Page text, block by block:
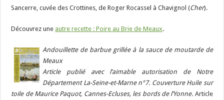
Sancerre, cuvée des Crottines, de Roger Rocassel à Chavignol (Cher).
Découvrez une autre recette : Poire au Brie de Meaux.
Andouillette de barbue grillée à la sauce de moutarde de
Meaux
Article publié avec l’aimable autorisation de Notre
Département La-Seine-et-Marne n°7. Couverture Huile sur
toile de Maurice Paquot, Cannes-Ecluses, les bords de l’Yonne. Article